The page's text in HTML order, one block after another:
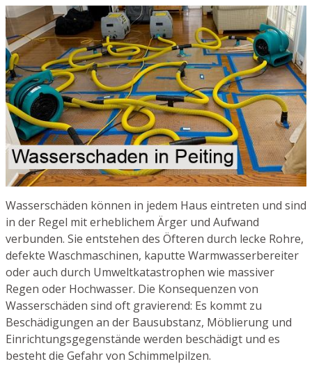
Wasserschäden können in jedem Haus eintreten und sind
in der Regel mit erheblichem Ärger und Aufwand
verbunden. Sie entstehen des Öfteren durch lecke Rohre,
defekte Waschmaschinen, kaputte Warmwasserbereiter
oder auch durch Umweltkatastrophen wie massiver
Regen oder Hochwasser. Die Konsequenzen von
Wasserschäden sind oft gravierend: Es kommt zu
Beschädigungen an der Bausubstanz, Möblierung und
Einrichtungsgegenstände werden beschädigt und es
besteht die Gefahr von Schimmelpilzen.